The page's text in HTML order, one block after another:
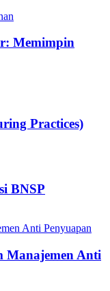
Memimpin
Practices)
BNSP
Manajemen Anti